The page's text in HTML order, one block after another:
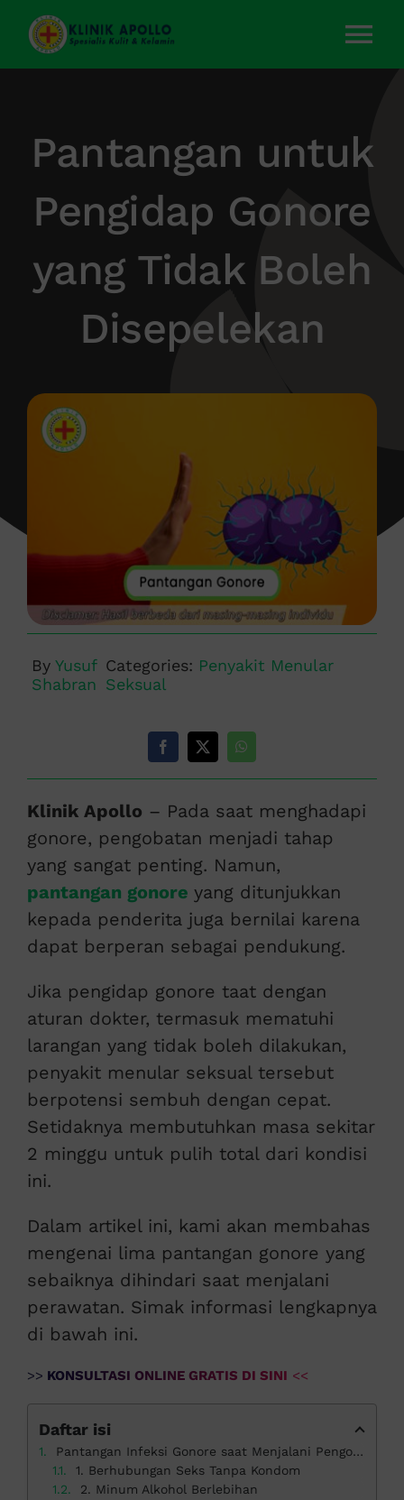
Skip
content
Layanan Kami
Tentang Kami
Artikel
Kontak Kami
Pantangan untuk
Pengidap Gonore
yang Tidak Boleh
Disepelekan
By Yusuf
Shabran
Categories: Penyakit Menular
Seksual
Klinik Apollo – Pada saat menghadapi
gonore, pengobatan menjadi tahap
yang sangat penting. Namun,
pantangan gonore yang ditunjukkan
kepada penderita juga bernilai karena
dapat berperan sebagai pendukung.
Jika pengidap gonore taat dengan
aturan dokter, termasuk mematuhi
larangan yang tidak boleh dilakukan,
penyakit menular seksual tersebut
berpotensi sembuh dengan cepat.
Setidaknya membutuhkan masa sekitar
2 minggu untuk pulih total dari kondisi
ini.
Dalam artikel ini, kami akan membahas
mengenai lima pantangan gonore yang
sebaiknya dihindari saat menjalani
perawatan. Simak informasi lengkapnya
di bawah ini.
>> KONSULTASI ONLINE GRATIS DI SINI <<
Daftar isi
Pantangan Infeksi Gonore saat Menjalani Pengobatan
1. Berhubungan Seks Tanpa Kondom
2. Minum Alkohol Berlebihan